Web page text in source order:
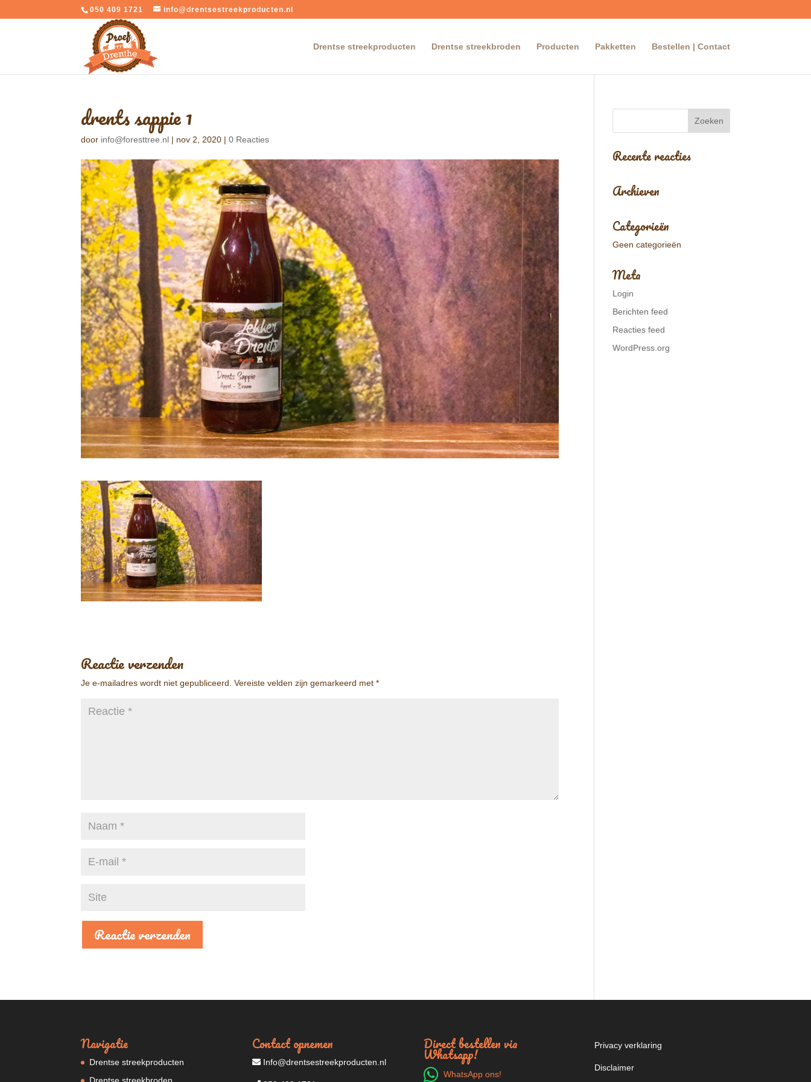
050 409 1721 info@drentsestreekproducten.nl
Drentse streekproducten Drentse streekbroden Producten Pakketten Bestellen | Contact
drents sappie 1
door info@foresttree.nl | nov 2, 2020 |0 Reacties
Reactie verzenden
Je e-mailadres wordt niet gepubliceerd. Vereiste velden zijn gemarkeerd met*
Recente reacties
Archieven
Categorieën
Geen categorieën
Meta
Login
Berichten feed
Reacties feed
WordPress.org
Navigatie
Drentse streekproducten
Contact opnemen
Info@drentsestreekproducten.nl
Direct bestellen via
Whatsapp!
WhatsApp ons!
Privacy verklaring
Disclaimer